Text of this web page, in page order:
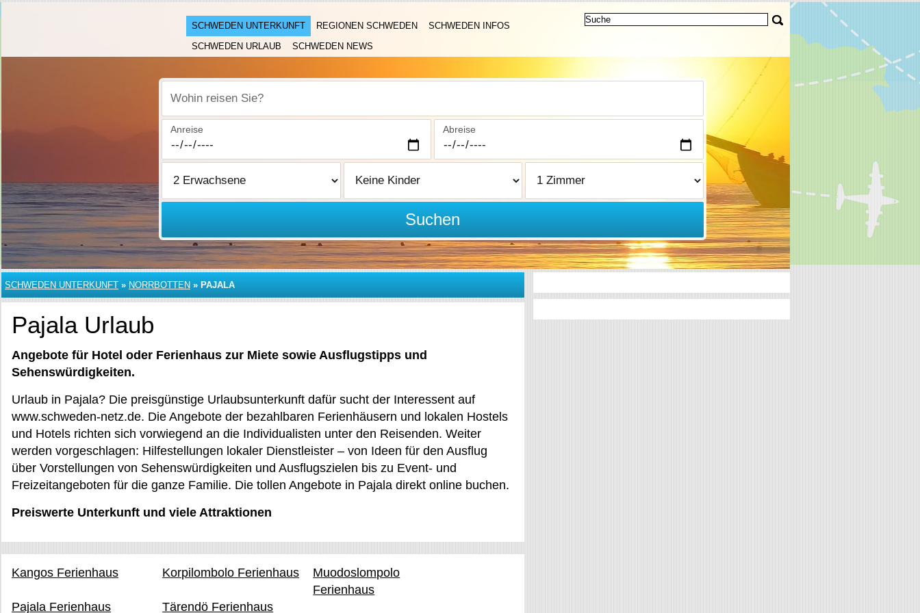
SCHWEDEN UNTERKUNFT REGIONEN SCHWEDEN
SCHWEDEN INFOS
SCHWEDEN URLAUB
SCHWEDEN NEWS
Wohin reisen Sie?
Anreise Abreise
Suchen
SCHWEDEN UNTERKUNFT » NORRBOTTEN » PAJALA
Pajala Urlaub
Angebote für Hotel oder Ferienhaus zur Miete sowie Ausflugstipps und
Sehenswürdigkeiten.
Urlaub in Pajala? Die preisgünstige Urlaubsunterkunft dafür sucht der Interessent auf
www.schweden-netz.de. Die Angebote der bezahlbaren Ferienhäusern und lokalen Hostels
und Hotels richten sich vorwiegend an die Individualisten unter den Reisenden. Weiter
werden vorgeschlagen: Hilfestellungen lokaler Dienstleister – von Ideen für den Ausflug
über Vorstellungen von Sehenswürdigkeiten und Ausflugszielen bis zu Event- und
Freizeitangeboten für die ganze Familie. Die tollen Angebote in Pajala direkt online buchen.
Preiswerte Unterkunft und viele Attraktionen
Kangos Ferienhaus Korpilombolo Ferienhaus
Muodoslompolo
Ferienhaus
Pajala Ferienhaus
Tärendö Ferienhaus